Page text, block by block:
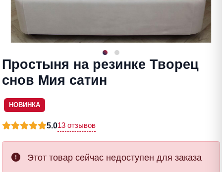
Простыня на резинке Творец
снов Мия сатин
НОВИНКА
5.013 отзывов
Этот товар сейчас недоступен для заказа